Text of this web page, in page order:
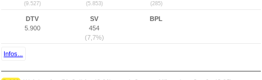
(9.527) (5.853) (285)
DTV
5.900
SV
454
(7,7%)
BPL
Infos...